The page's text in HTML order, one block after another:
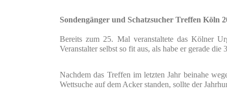
Sondengänger und Schatzsucher Treffen Köln
Bereits zum 25. Mal veranstaltete das Kölner
Veranstalter selbst so fit aus, als habe er gerade die
Nachdem das Treffen im letzten Jahr beinahe
Wettsuche auf dem Acker standen, sollte der